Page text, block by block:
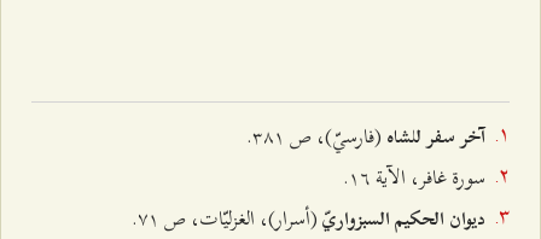
آخر سفر للشاه (فارسيّ)، ص ٣۸۱.
سورة غافر، الآية ۱٦.
ديوان الحكيم السبزواريّ(أسرار)، الغزليّات، ص ۷۱.